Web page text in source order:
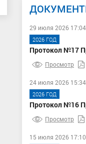
29 июля 2026 17:04
2026 ГОД
Протокол №17
Просмотр
24 июля 2026 15:34
2026 ГОД
Протокол №16
Просмотр
15 июля 2026 17:10